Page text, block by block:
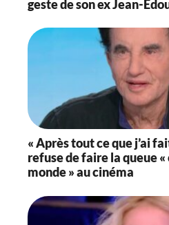
geste de son ex Jean-
« Après tout ce que j’ai
refuse de faire la queue
monde » au cinéma